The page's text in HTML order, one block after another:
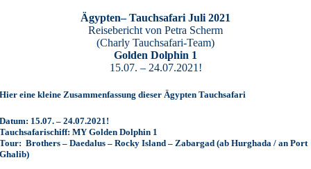
Ägypten– Tauchsafari Juli 2021
Reisebericht von Petra Scherm
(Charly Tauchsafari-Team)
Golden Dolphin 1
15.07. – 24.07.2021!
Hier eine kleine Zusammenfassung dieser Ägypten Tauchsafari
Datum: 15.07. – 24.07.2021!
Tauchsafarischiff:MY Golden Dolphin 1
Tour: Brothers – Daedalus – Rocky Island – Zabargad(ab Hurghada / an Port
Ghalib)